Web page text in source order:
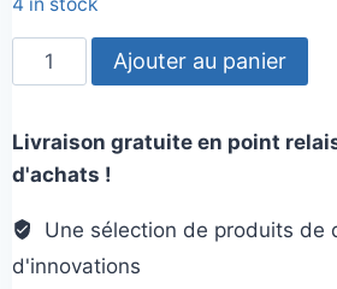
quantité
de
:
Jouet
pour
chat
Ajouter au panier
Livraison gratuite en point
d'achats !
Une sélection de produits de
d'innovations